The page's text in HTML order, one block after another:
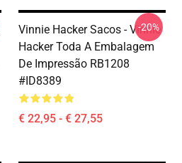
Vinnie Hacker Sacos - Vinnie
Hacker Toda A Embalagem
De Impressão RB1208
#ID8389
€ 22,95 - € 27,55
-20%